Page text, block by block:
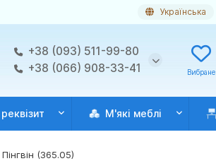
Українська
+38 (093) 511-99-80
+38 (066) 908-33-41
Вибране
М'які меблі
(365.05)